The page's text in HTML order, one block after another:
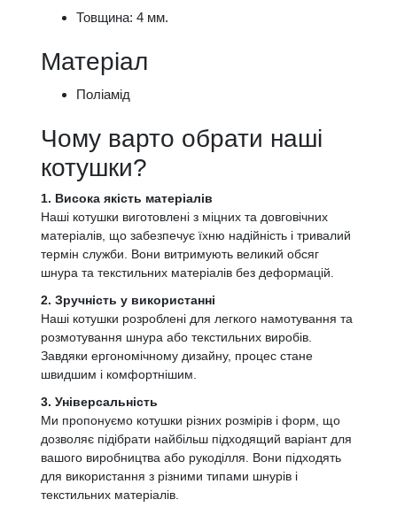
Товщина: 4 мм.
Матеріал
Поліамід
Чому варто обрати наші
котушки?
1. Висока якість матеріалів
Наші котушки виготовлені з міцних та довговічних
матеріалів, що забезпечує їхню надійність і тривалий
термін служби. Вони витримують великий обсяг
шнура та текстильних матеріалів без деформацій.
2. Зручність у використанні
Наші котушки розроблені для легкого намотування та
розмотування шнура або текстильних виробів.
Завдяки ергономічному дизайну, процес стане
швидшим і комфортнішим.
3. Універсальність
Ми пропонуємо котушки різних розмірів і форм, що
дозволяє підібрати найбільш підходящий варіант для
вашого виробництва або рукоділля. Вони підходять
для використання з різними типами шнурів і
текстильних матеріалів.